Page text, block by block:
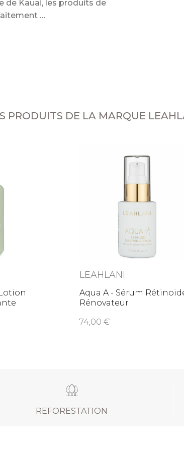
de Kauai, les produits de
PRODUITS DE LA MARQUE
LEAHLANI
Aqua A - Sérum
Rénovateur
74,00
REFORESTATION